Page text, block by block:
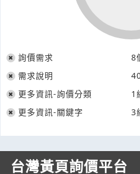
詢價需求 8
需求說明
更多資訊-詢價分類
1
更多資訊-關鍵字
3
台灣黃頁詢價平台